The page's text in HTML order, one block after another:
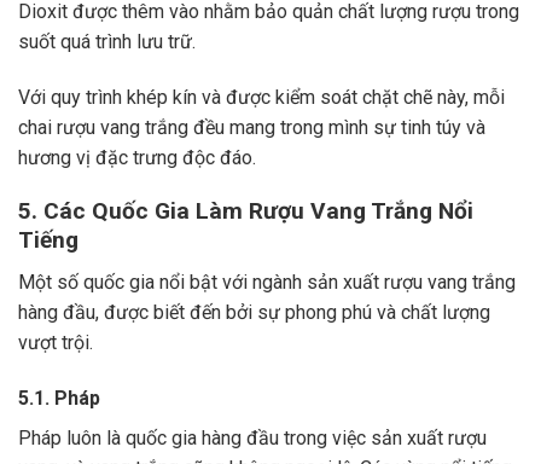
Dioxit được thêm vào nhằm bảo quản chất lượng rượu trong
suốt quá trình lưu trữ.
Với quy trình khép kín và được kiểm soát chặt chẽ này, mỗi
chai rượu vang trắng đều mang trong mình sự tinh túy và
hương vị đặc trưng độc đáo.
5. Các Quốc Gia Làm Rượu Vang Trắng Nổi
Tiếng
Một số quốc gia nổi bật với ngành sản xuất rượu vang trắng
hàng đầu, được biết đến bởi sự phong phú và chất lượng
vượt trội.
5.1. Pháp
Pháp luôn là quốc gia hàng đầu trong việc sản xuất rượu